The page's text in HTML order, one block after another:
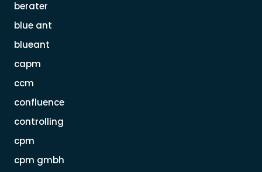
berater
blue ant
blueant
capm
ccm
confluence
controlling
cpm
cpm gmbh